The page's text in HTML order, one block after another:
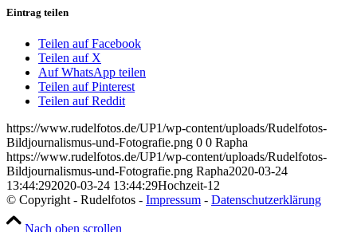
Eintrag teilen
Teilen auf Facebook
Teilen auf X
Auf WhatsApp teilen
Teilen auf Pinterest
Teilen auf Reddit
https://www.rudelfotos.de/UP1/wp-content/uploads/Rudelfotos-
Bildjournalismus-und-Fotografie.png 0 0 Rapha
https://www.rudelfotos.de/UP1/wp-content/uploads/Rudelfotos-
Bildjournalismus-und-Fotografie.png Rapha2020-03-24
13:44:292020-03-24 13:44:29Hochzeit-12
© Copyright - Rudelfotos - Impressum - Datenschutzerklärung
Nach oben scrollen